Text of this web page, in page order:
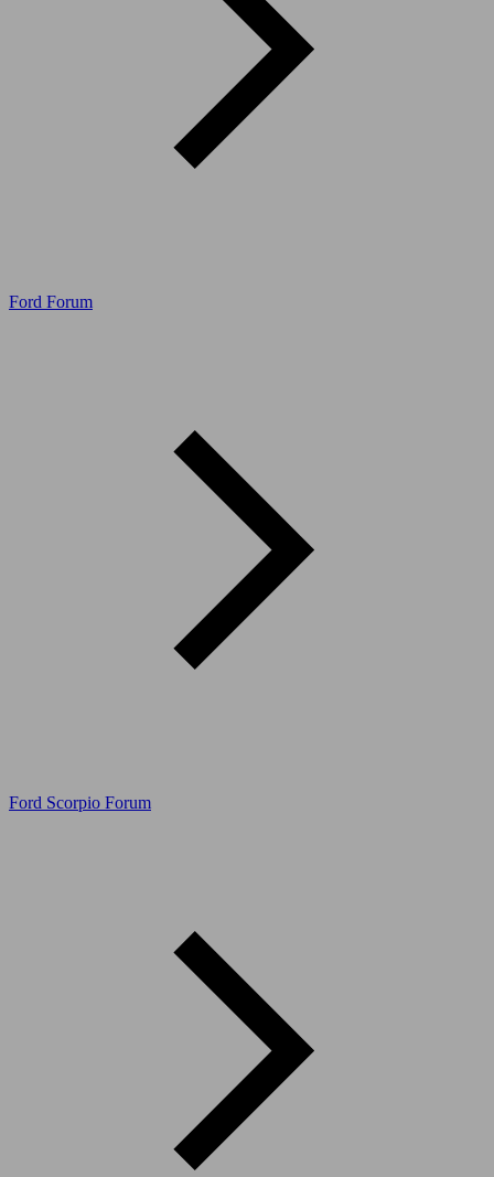
Ford Forum
Ford Scorpio Forum